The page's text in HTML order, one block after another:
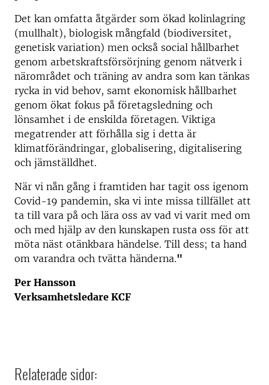
Det kan omfatta åtgärder som ökad kolinlagring
(mullhalt), biologisk mångfald (biodiversitet,
genetisk variation) men också social hållbarhet
genom arbetskraftsförsörjning genom nätverk i
närområdet och träning av andra som kan tänkas
rycka in vid behov, samt ekonomisk hållbarhet
genom ökat fokus på företagsledning och
lönsamhet i de enskilda företagen. Viktiga
megatrender att förhålla sig i detta är
klimatförändringar, globalisering, digitalisering
och jämställdhet.
När vi nån gång i framtiden har tagit oss igenom
Covid-19 pandemin, ska vi inte missa tillfället att
ta till vara på och lära oss av vad vi varit med om
och med hjälp av den kunskapen rusta oss för att
möta näst otänkbara händelse. Till dess; ta hand
om varandra och tvätta händerna."
Per Hansson
Verksamhetsledare KCF
Relaterade sidor: